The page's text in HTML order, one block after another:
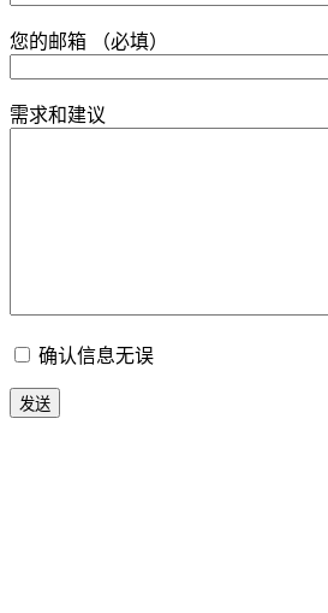
您的邮箱 （必填）
需求和建议
确认信息无误